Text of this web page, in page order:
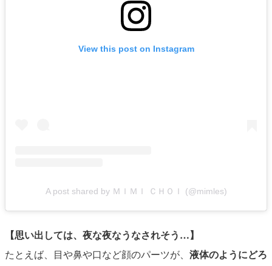
View this post on Instagram
A post shared by ＭＩＭＩ ＣＨＯＩ (@mimles)
【思い出しては、夜な夜なうなされそう…】
たとえば、目や鼻や口など顔のパーツが、 液体のようにどろ